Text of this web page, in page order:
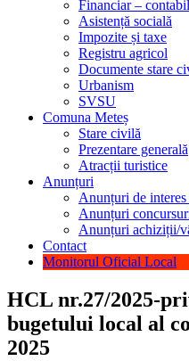
Financiar – contabil
Asistență socială
Impozite și taxe
Registru agricol
Documente stare
Urbanism
SVSU
Comuna Meteș
Stare civilă
Prezentare generală
Atracții turistice
Anunțuri
Anunțuri de
Anunțuri
Anunțuri achiziții/
Contact
Monitorul Oficial Local
HCL nr.27/2025-
bugetului local al
2025